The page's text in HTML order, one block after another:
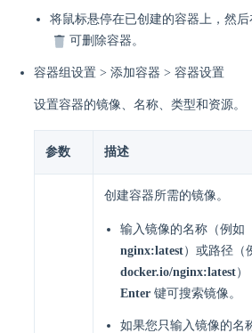
将鼠标悬停在已创建的容器上，然
可删除容器。
容器组设置 > 添加容器 > 容器设置
设置容器的镜像、名称、类型和资源。
参数 描述
创建容器所需的镜像。
输入镜像的名称（例如
nginx:latest）或路径（
docker.io/nginx:latest）
Enter 键可搜索镜像。
如果您只输入镜像的名